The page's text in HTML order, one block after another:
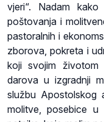
vjeri“. Nadam
poštovanja i
pastoralnih i
zborova, pokreta i
koji svojim životom
darova u izgradnji
službu Apostolskog
molitve, posebice u